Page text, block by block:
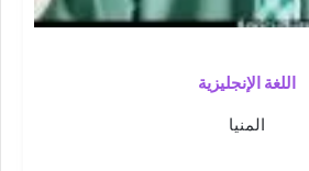
اللغة الإنجليزية
المنيا